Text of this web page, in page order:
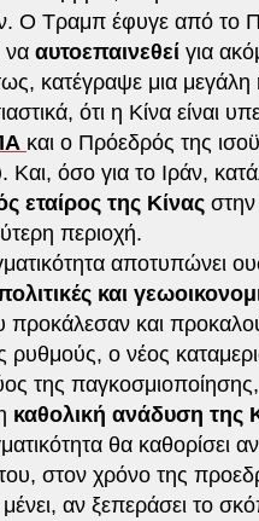
Ο Τραμπ έφυγε από το
να αυτοεπαινεθεί για
κατέγραψε μια μεγάλη
ότι η Κίνα είναι
και ο Πρόεδρός της
Και, όσο για το Ιράν,
εταίρος της Κίναςστην
περιοχή.
αποτυπώνει
και
προκάλεσαν και
ρυθμούς, ο νέος
της παγκοσμιοποίησης,
καθολική ανάδυση της
θα καθορίσει
του, στον χρόνο της
αν ξεπεράσει το